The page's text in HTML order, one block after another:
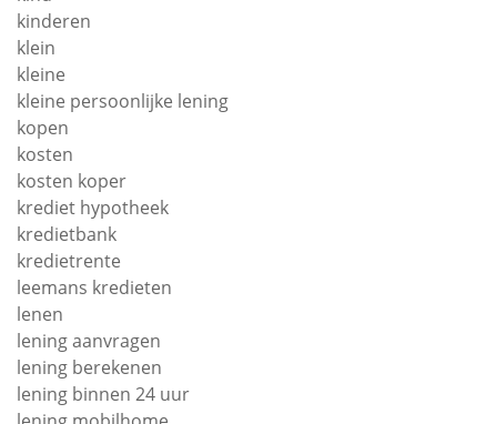
kinderen
klein
kleine
kleine persoonlijke lening
kopen
kosten
kosten koper
krediet hypotheek
kredietbank
kredietrente
leemans kredieten
lenen
lening aanvragen
lening berekenen
lening binnen 24 uur